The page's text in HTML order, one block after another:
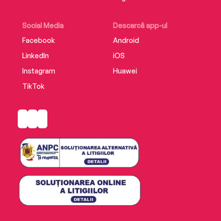
Social Media
Facebook
LinkedIn
Instagram
TikTok
Descarcă app-ul
Android
iOS
Huawei